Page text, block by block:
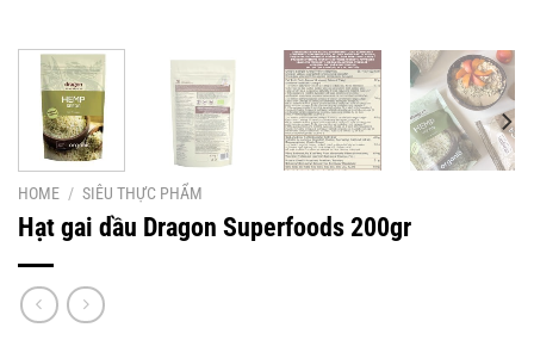
HOME / SIÊU THỰC PHẨM
Hạt gai dầu Dragon Superfoods 200gr